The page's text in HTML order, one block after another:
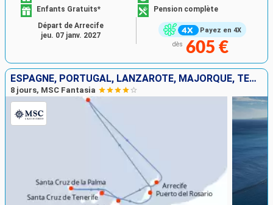
Payez en 4X
Enfants Gratuits*
Pension complète
dès 605 €
Départ de Arrecife
jeu. 07 janv. 2027
ESPAGNE, PORTUGAL, LANZAROTE, MAJORQUE, TENERIFE
8 jours, MSC Fantasia